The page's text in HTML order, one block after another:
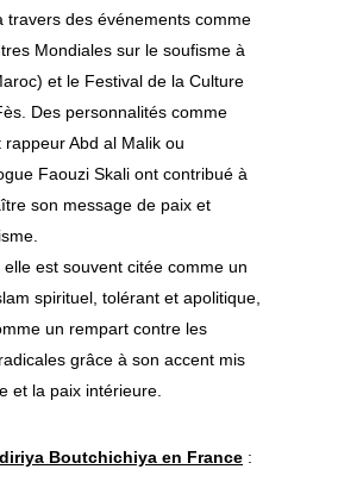
travers des événements comme
Mondiales sur le soufisme à
et le Festival de la Culture
Des personnalités comme
rappeur Abd al Malik ou
Faouzi Skali ont contribué à
son message de paix et
elle est souvent citée comme un
spirituel, tolérant et apolitique,
un rempart contre les
grâce à son accent mis
et la paix intérieure.
Boutchichiya en France :
Spirituel
Sama – Chant
Beauté de
Yâ jamâla l wujûd
Qasaid – Ô toi
ardemment
‘âchiqu ma’nâ
Qasida – Je me
près de la
Layla – Danawtu
Qasida – Ô
Testament spirituel
Abbas
Lyon
Marseille
Montpellier
Paris
Yvelines
Rencontres
le soufisme
Festival des